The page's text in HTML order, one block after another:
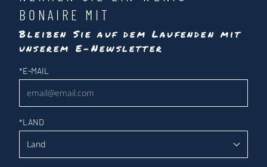
BONAIRE MIT
Bleiben Sie auf dem Laufenden mit
unserem E-Newsletter
Newsletter
*E-MAIL
*LAND